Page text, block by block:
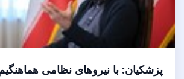
پزشکیان: با نیروهای نظامی